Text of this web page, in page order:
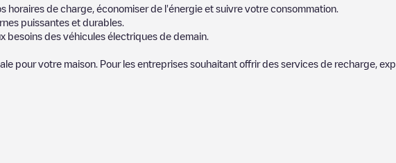
horaires de charge, économiser de l'énergie et suivre votre consommation.
puissantes et durables.
besoins des véhicules électriques de demain.
pour votre maison. Pour les entreprises souhaitant offrir des services de recharge,